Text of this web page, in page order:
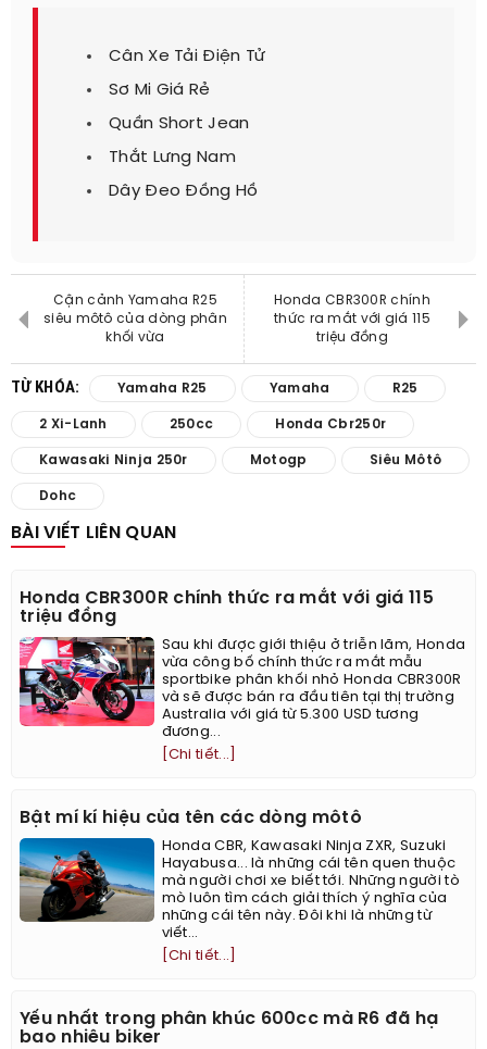
Cân Xe Tải Điện Tử
Sơ Mi Giá Rẻ
Quần Short Jean
Thắt Lưng Nam
Dây Đeo Đồng Hồ
Cận cảnh Yamaha R25
siêu môtô của dòng phân
khối vừa
Honda CBR300R chính
thức ra mắt với giá 115
triệu đồng
TỪ KHÓA: Yamaha R25 Yamaha R25
2 Xi-Lanh 250cc Honda Cbr250r
Kawasaki Ninja 250r Motogp Siêu Môtô
Dohc
BÀI VIẾT LIÊN QUAN
Honda CBR300R chính thức ra mắt với giá 115
triệu đồng
Sau khi được giới thiệu ở triễn lãm, Honda
vừa công bố chính thức ra mắt mẫu
sportbike phân khối nhỏ Honda CBR300R
và sẽ được bán ra đầu tiên tại thị trường
Australia với giá từ 5.300 USD tương
đương...
[Chi tiết...]
Bật mí kí hiệu của tên các dòng môtô
Honda CBR, Kawasaki Ninja ZXR, Suzuki
Hayabusa... là những cái tên quen thuộc
mà người chơi xe biết tới. Những người tò
mò luôn tìm cách giải thích ý nghĩa của
những cái tên này. Đôi khi là những từ
viết...
[Chi tiết...]
Yếu nhất trong phân khúc 600cc mà R6 đã hạ
bao nhiêu biker